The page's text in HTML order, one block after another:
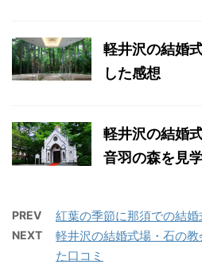
軽井沢の結婚
した感想
軽井沢の結婚
音羽の森を見
PREV 紅葉の季節に那須での結
NEXT
軽井沢の結婚式場・石の
た口コミ